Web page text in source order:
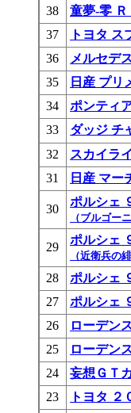
38
童夢-零 Ｒ
37
トヨタ ス
36
メルセデ
35
日産 プリ
34
ポンティ
33
ダッジ チ
32
スカイラ
31
日産 マー
30
ポルシェ
（ブルゴー
29
ポルシェ
（近衛兵の
28 ポルシェ
27 ポルシェ
26
ローデン
25
ローデン
24
妄想ＧＴ
23
トヨタ ２